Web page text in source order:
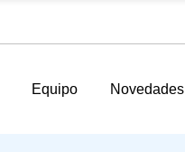
Equipo Novedades